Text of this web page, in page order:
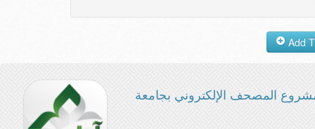
المصحف الإلكتروني بجامعة